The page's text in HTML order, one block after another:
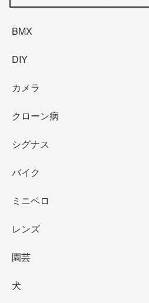
BMX
DIY
カメラ
クローン病
シグナス
バイク
ミニベロ
レンズ
園芸
犬